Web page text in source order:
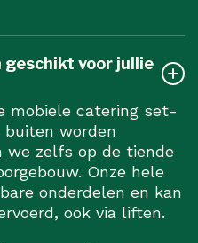
voor jullie
mobiele catering set-
buiten worden
we zelfs op de tiende
Onze hele
onderdelen en kan
ook via liften.